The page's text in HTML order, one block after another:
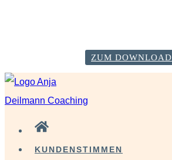
ZUM DOWNLOAD
Zum
Inhalt
KUNDENSTIMMEN